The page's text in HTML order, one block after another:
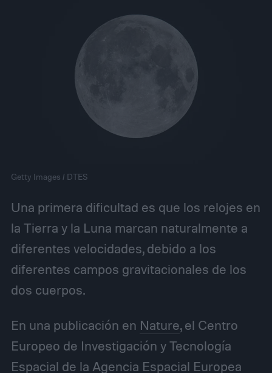
Getty Images / DTES
Una primera dificultad es que los relojes en
la Tierra y la Luna marcan naturalmente a
diferentes velocidades, debido a los
diferentes campos gravitacionales de los
dos cuerpos.
En una publicación en Nature, el Centro
Europeo de Investigación y Tecnología
Espacial de la Agencia Espacial Europea